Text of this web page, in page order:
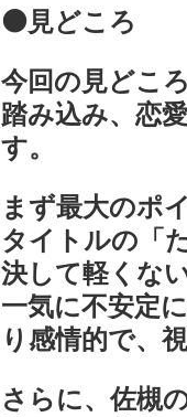
⚫見どころ
今回の見どこ
踏み込み、恋
す。
まず最大のポ
タイトルの「
決して軽くな
一気に不安定
り感情的で、
さらに、佐槻